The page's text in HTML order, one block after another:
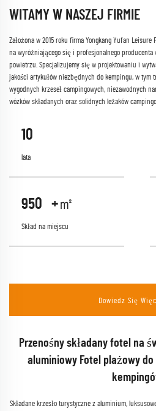
WITAMY W NASZEJ FIRMIE
Założona w 2015 roku firma Yongkang Yufan Leisure
na wyróżniającego się i profesjonalnego
powietrzu. Specjalizujemy się w projektowaniu i
jakości artykułów niezbędnych do kempingu, w tym
wygodnych krzeseł campingowych, niezawodnych
wózków składanych oraz solidnych leżaków
10
lata
1000 +㎡
Skład na miejscu
Dowiedz Się
Przenośny składany fotel na
aluminiowy Fotel plażowy
Składane krzesło turystyczne z aluminium,